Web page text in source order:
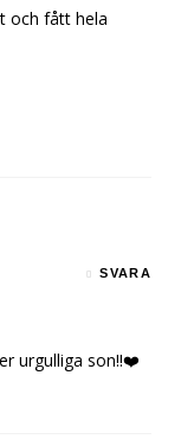
och fått hela
SVARA
urgulliga son!!❤️